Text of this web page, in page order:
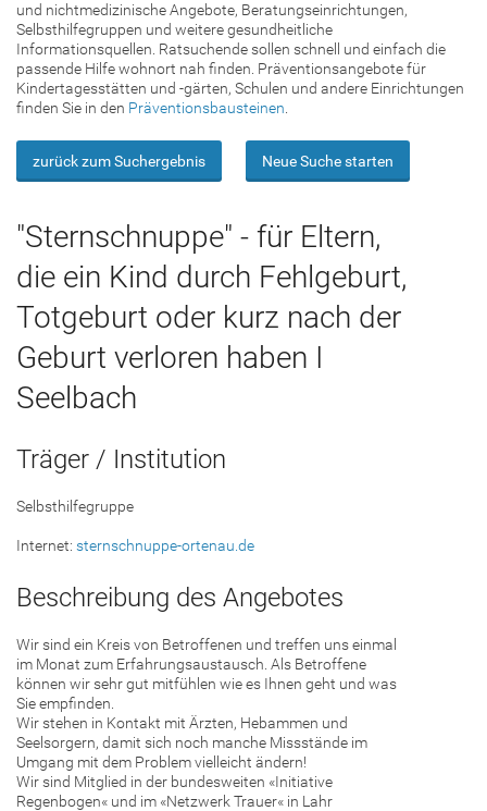
und nichtmedizinische Angebote, Beratungseinrichtungen,
Selbsthilfegruppen und weitere gesundheitliche
Informationsquellen. Ratsuchende sollen schnell und einfach die
passende Hilfe wohnort nah finden. Präventionsangebote für
Kindertagesstätten und -gärten, Schulen und andere Einrichtungen
finden Sie in den Präventionsbausteinen
zurück zum Suchergebnis Neue Suche starten
"Sternschnuppe" - für Eltern,
die ein Kind durch Fehlgeburt,
Totgeburt oder kurz nach der
Geburt verloren haben I
Seelbach
Träger / Institution
Selbsthilfegruppe
Internet: sternschnuppe-ortenau.de
Beschreibung des Angebotes
Wir sind ein Kreis von Betroffenen und treffen uns einmal
im Monat zum Erfahrungsaustausch. Als Betroffene
können wir sehr gut mitfühlen wie es Ihnen geht und was
Sie empfinden.
Wir stehen in Kontakt mit Ärzten, Hebammen und
Seelsorgern, damit sich noch manche Missstände im
Umgang mit dem Problem vielleicht ändern!
Wir sind Mitglied in der bundesweiten «Initiative
Regenbogen« und im «Netzwerk Trauer« in Lahr